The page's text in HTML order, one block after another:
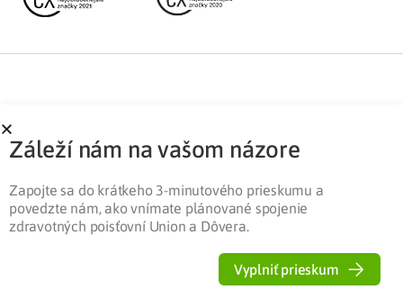
Partnerská zóna
Záleží nám na vašom názore
Zapojte sa do krátkeho 3-minutového prieskumu a
povedzte nám, ako vnímate plánované spojenie
zdravotných poisťovní Union a Dôvera.
Vyplniť prieskum